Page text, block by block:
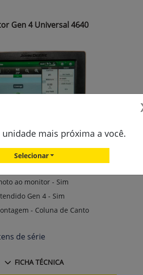
Gen 4 Universal 4640
tela - 10,4”
ao monitor - Sim
Gen 4 - Sim
- Coluna de Canto
de série
FICHA TÉCNICA
unidade mais próxima a você.
Selecionar